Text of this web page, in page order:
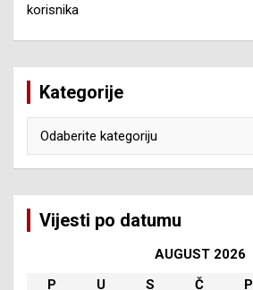
korisnika
Kategorije
Vijesti po datumu
AUGUST 2026
P
U S Č P